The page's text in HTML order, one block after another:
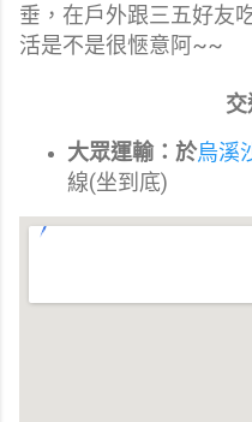
垂，在戶外跟三五好友
活是不是很愜意阿~~
大眾運輸：於烏溪
線(坐到底)